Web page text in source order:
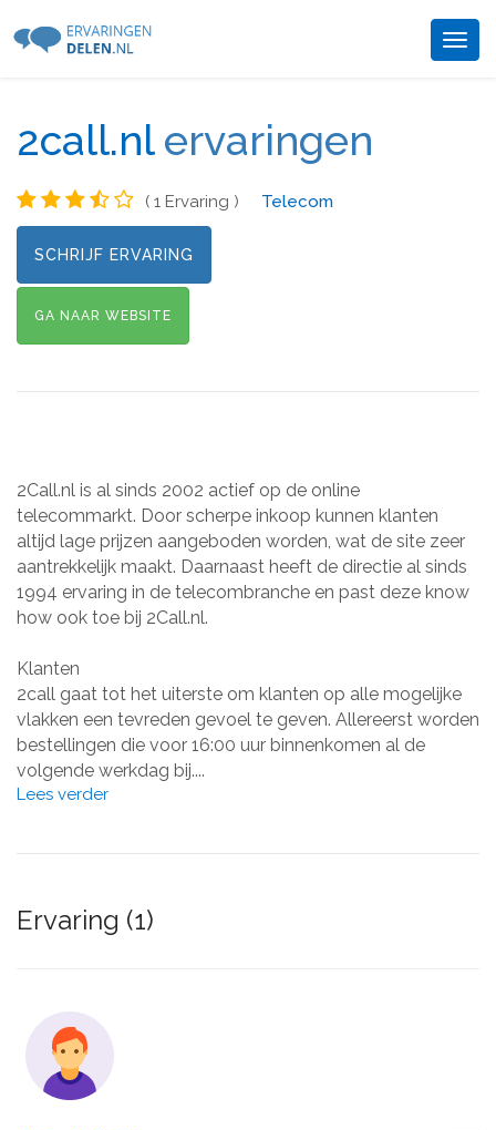
2call.nlervaringen
( 1 Ervaring ) Telecom
SCHRIJF ERVARING
GA NAAR WEBSITE
2Call.nl is al sinds 2002 actief op de online
telecommarkt. Door scherpe inkoop kunnen klanten
altijd lage prijzen aangeboden worden, wat de site zeer
aantrekkelijk maakt. Daarnaast heeft de directie al sinds
1994 ervaring in de telecombranche en past deze know
how ook toe bij 2Call.nl.
Klanten
2call gaat tot het uiterste om klanten op alle mogelijke
vlakken een tevreden gevoel te geven. Allereerst worden
bestellingen die voor 16:00 uur binnenkomen al de
volgende werkdag bij....
Lees verder
Ervaring (1)